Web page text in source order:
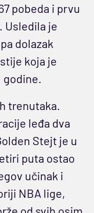
pobeda i prvu
Usledila je
dolazak
koja je
godine.
trenutaka.
leđa dva
Stejt je u
puta ostao
učinak i
NBA lige,